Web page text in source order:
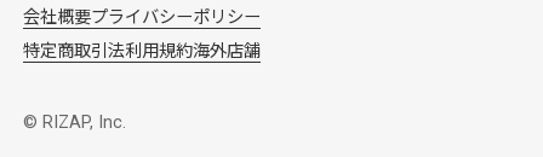
会社概要プライバシーポリシー
特定商取引法利用規約海外店舗
© RIZAP, Inc.